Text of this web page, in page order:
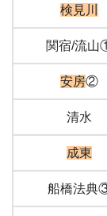
検見川
関宿/流山
安房②
清水
成東
船橋法典